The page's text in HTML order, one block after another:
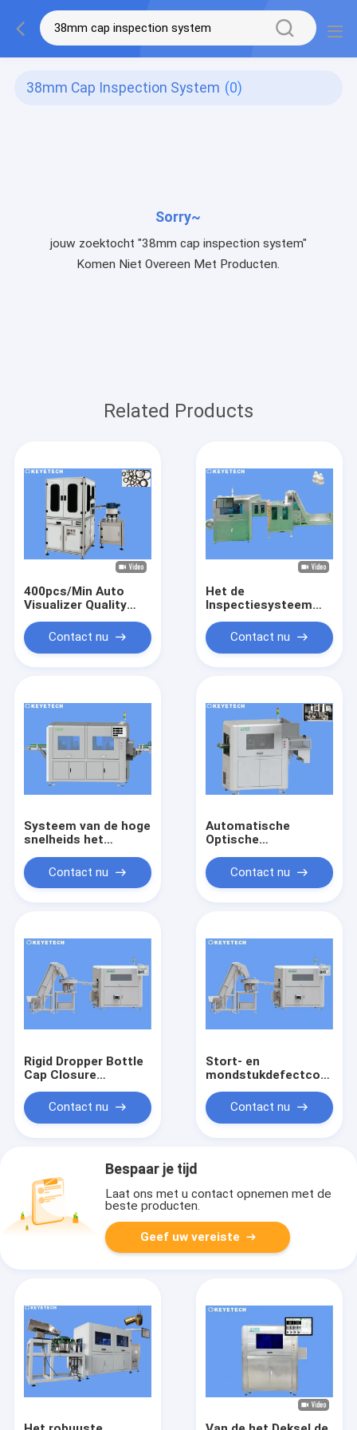
38mm Cap Inspection System (0)
Sorry~
jouw zoektocht "38mm cap inspection system"
Komen Niet Overeen Met Producten.
Related Products
400pcs/Min Auto
Visualizer Quality
Inspection-Machine
om Rubberring Te
verzegelen
Contact nu
Het de
Inspectiesysteem
van
druppelaarKroonkurk
loopt Detector voor
over
Contact nu
Systeem van de hoge
snelheids het
Visuele Inspectie
voor
Contact nu
Automatische
Optische
voor het
Tekortopsporing van
Contact nu
Rigid Dropper Bottle
Cap Closure
Realtime AI Visuele
Inspectie Machine
Contact nu
Stort- en
Gratis externe
naverkoopservice
Contact nu
Bespaar je tijd
Laat ons met u contact opnemen met de
beste producten.
Geef uw vereiste